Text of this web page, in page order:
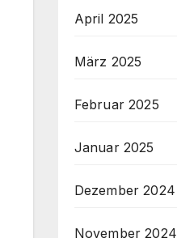
April 2025
März 2025
Februar 2025
Januar 2025
Dezember 2024
November 2024